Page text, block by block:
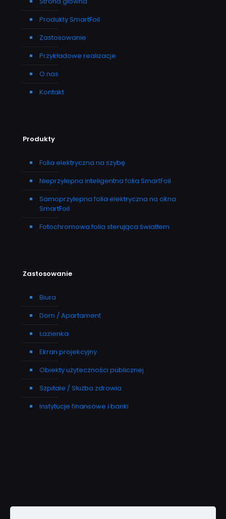
Produkty SmartFoil
Zastosowanie
Przykładowe realizacje
O nas
Kontakt
Produkty
Folia elektryczna na szybę
Nieprzylepna inteligentna folia SmartFoil
Samoprzylepna folia elektryczna na okna
SmartFoil
Fotochromowa folia sterująca światłem
Zastosowanie
Biura
Dom / Apartament
Łazienka
Ekran projekcyjny
Obiekty użyteczności publicznej
Szpitale / Służba zdrowia
Instytucje finansowe i banki